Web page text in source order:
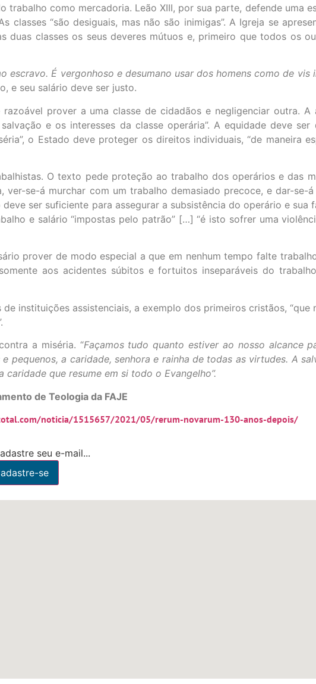
trabalho como mercadoria. Leão XIII, por sua parte, defende uma
classes “são desiguais, mas não são inimigas”. A Igreja se
duas classes os seus deveres mútuos e, primeiro que todos os
escravo. É vergonhoso e desumano usar dos homens como de vis
e seu salário deve ser justo.
prover a uma classe de cidadãos e negligenciar outra.
e os interesses da classe operária”. A equidade deve
o Estado deve proteger os direitos individuais, “de maneira
O texto pede proteção ao trabalho dos operários e das
ver-se-á murchar com um trabalho demasiado precoce, e dar-se-á
ser suficiente para assegurar a subsistência do operário e sua
e salário “impostas pelo patrão” […] “é isto sofrer uma
prover de modo especial a que em nenhum tempo falte
aos acidentes súbitos e fortuitos inseparáveis do
instituições assistenciais, a exemplo dos primeiros cristãos, “que
a miséria. “Façamos tudo quanto estiver ao nosso alcance
pequenos, a caridade, senhora e rainha de todas as virtudes. A
que resume em si todo o Evangelho”.
de Teologia da FAJE
noticia/1515657/2021/05/rerum-novarum-130-anos-depois/
seu e-mail...